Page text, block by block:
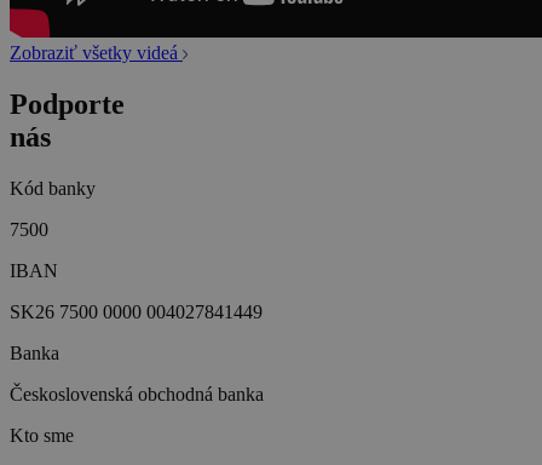
Zobraziť všetky videá
Podporte
nás
Kód banky
7500
IBAN
SK26 7500 0000 004027841449
Banka
Československá obchodná banka
Kto sme